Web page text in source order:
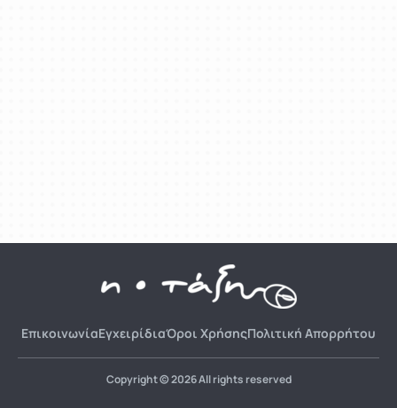
ΕπικοινωνίαΕγχειρίδιαΌροι ΧρήσηςΠολιτική Απορρήτου
Copyright © 2026 All rights reserved